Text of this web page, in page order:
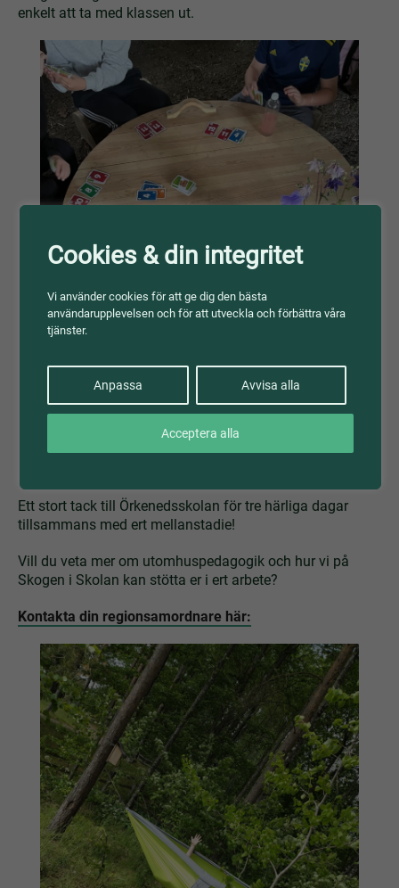
Cookies & din integritet
Vi använder cookies för att ge dig den bästa
användarupplevelsen och för att utveckla och förbättra våra
tjänster.
Anpassa Avvisa alla
Acceptera alla
enkelt att ta med klassen ut.
Ett stort tack till Örkenedsskolan för tre härliga dagar
tillsammans med ert mellanstadie!
Vill du veta mer om utomhuspedagogik och hur vi på
Skogen i Skolan kan stötta er i ert arbete?
Kontakta din regionsamordnare här: